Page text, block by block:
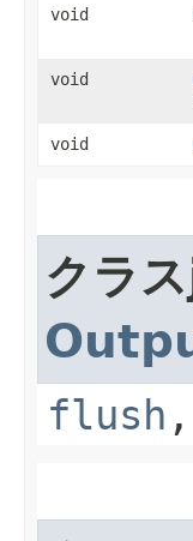
void
void
void
クラ
flush ,